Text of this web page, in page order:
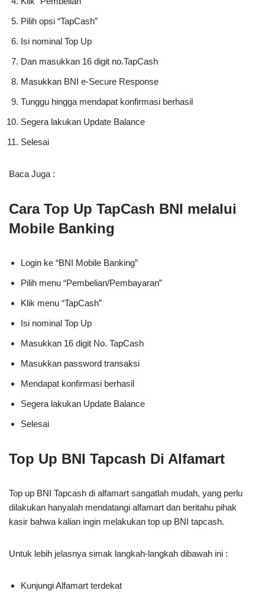
Pilih opsi “TapCash”
Isi nominal Top Up
Dan masukkan 16 digit no.TapCash
Masukkan BNI e-Secure Response
Tunggu hingga mendapat konfirmasi berhasil
Segera lakukan Update Balance
Selesai
Baca Juga :
Cara Top Up TapCash BNI melalui
Mobile Banking
Login ke “BNI Mobile Banking”
Pilih menu “Pembelian/Pembayaran”
Klik menu “TapCash”
Isi nominal Top Up
Masukkan 16 digit No. TapCash
Masukkan password transaksi
Mendapat konfirmasi berhasil
Segera lakukan Update Balance
Selesai
Top Up BNI Tapcash Di Alfamart
Top up BNI Tapcash di alfamart sangatlah mudah, yang perlu
dilakukan hanyalah mendatangi alfamart dan beritahu pihak
kasir bahwa kalian ingin melakukan top up BNI tapcash.
Untuk lebih jelasnya simak langkah-langkah dibawah ini :
Kunjungi Alfamart terdekat